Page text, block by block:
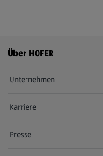
Fußzeilenmenü - weitere Links
Über HOFER
Unternehmen
Karriere
(öffnet in einem neuen Tab)
Presse